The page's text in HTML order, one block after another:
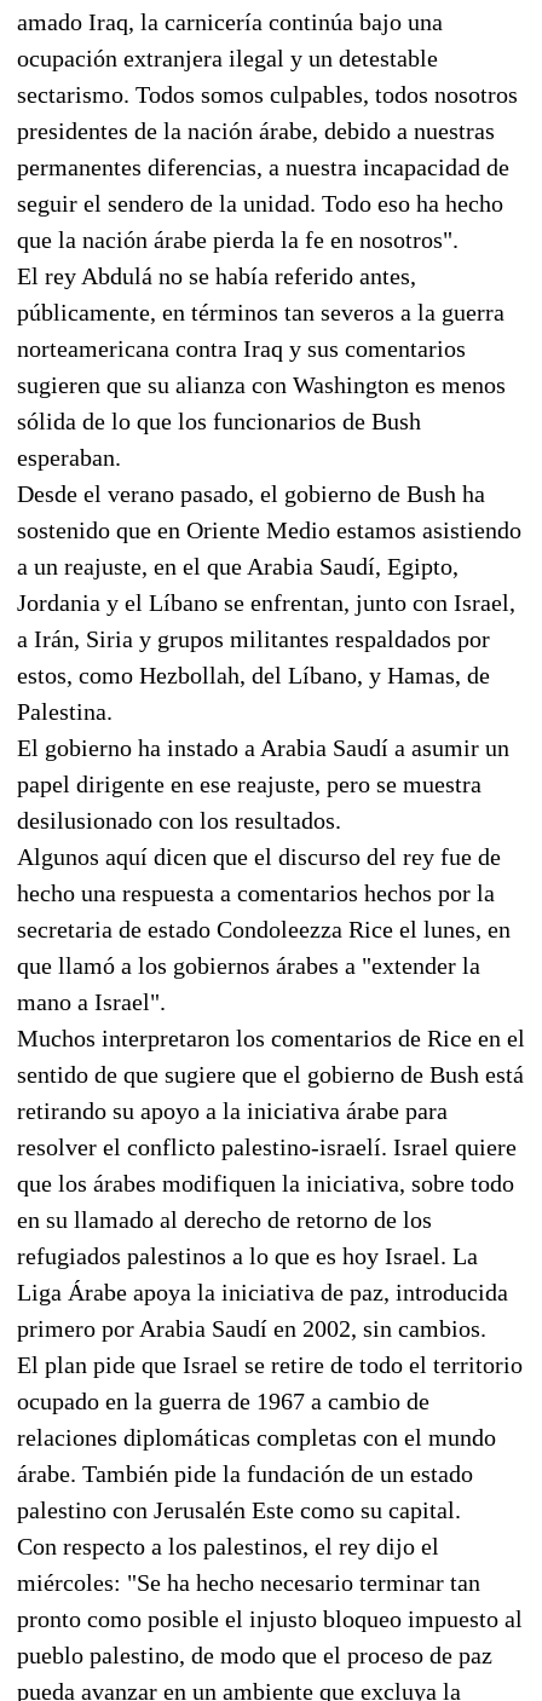
amado Iraq, la carnicería continúa bajo una
ocupación extranjera ilegal y un detestable
sectarismo. Todos somos culpables, todos nosotros
presidentes de la nación árabe, debido a nuestras
permanentes diferencias, a nuestra incapacidad de
seguir el sendero de la unidad. Todo eso ha hecho
que la nación árabe pierda la fe en nosotros".
El rey Abdulá no se había referido antes,
públicamente, en términos tan severos a la guerra
norteamericana contra Iraq y sus comentarios
sugieren que su alianza con Washington es menos
sólida de lo que los funcionarios de Bush
esperaban.
Desde el verano pasado, el gobierno de Bush ha
sostenido que en Oriente Medio estamos asistiendo
a un reajuste, en el que Arabia Saudí, Egipto,
Jordania y el Líbano se enfrentan, junto con Israel,
a Irán, Siria y grupos militantes respaldados por
estos, como Hezbollah, del Líbano, y Hamas, de
Palestina.
El gobierno ha instado a Arabia Saudí a asumir un
papel dirigente en ese reajuste, pero se muestra
desilusionado con los resultados.
Algunos aquí dicen que el discurso del rey fue de
hecho una respuesta a comentarios hechos por la
secretaria de estado Condoleezza Rice el lunes, en
que llamó a los gobiernos árabes a "extender la
mano a Israel".
Muchos interpretaron los comentarios de Rice en el
sentido de que sugiere que el gobierno de Bush está
retirando su apoyo a la iniciativa árabe para
resolver el conflicto palestino-israelí. Israel quiere
que los árabes modifiquen la iniciativa, sobre todo
en su llamado al derecho de retorno de los
refugiados palestinos a lo que es hoy Israel. La
Liga Árabe apoya la iniciativa de paz, introducida
primero por Arabia Saudí en 2002, sin cambios.
El plan pide que Israel se retire de todo el territorio
ocupado en la guerra de 1967 a cambio de
relaciones diplomáticas completas con el mundo
árabe. También pide la fundación de un estado
palestino con Jerusalén Este como su capital.
Con respecto a los palestinos, el rey dijo el
miércoles: "Se ha hecho necesario terminar tan
pronto como posible el injusto bloqueo impuesto al
pueblo palestino, de modo que el proceso de paz
pueda avanzar en un ambiente que excluya la